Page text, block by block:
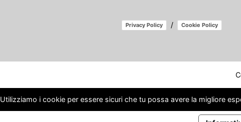
Privacy Policy / Cookie Policy
Utilizziamo i cookie per essere sicuri che tu possa avere la migliore